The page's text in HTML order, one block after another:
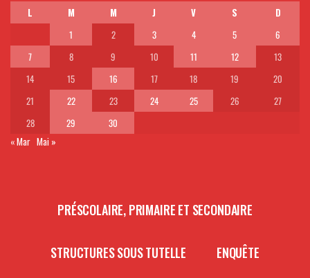
L M M J V S
D
1
2 3 4 5
6
7
8 9 10 11 12
13
14
15 16 17 18 19
20
21
22 23 24 25 26
27
28
29
30
« Mar Mai »
PRÉSCOLAIRE, PRIMAIRE ET SECONDAIRE
STRUCTURES SOUS TUTELLE ENQUÊTE